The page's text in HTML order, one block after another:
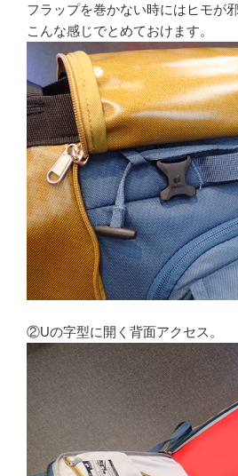
フラップを巻かない時にはヒモが
こんな感じでとめておけます。
②Uの字型に開く背面アクセス。